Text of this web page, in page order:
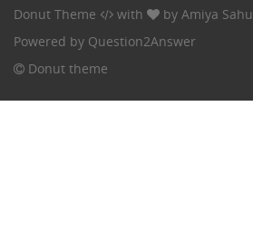
Donut Theme with by Amiya Sahu
Powered by Question2Answer
Donut theme